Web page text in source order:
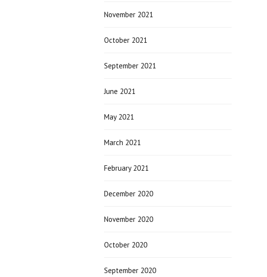
November 2021
October 2021
September 2021
June 2021
May 2021
March 2021
February 2021
December 2020
November 2020
October 2020
September 2020